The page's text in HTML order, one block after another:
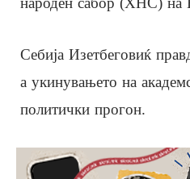
Себија Изетбеговиќ
а укинувањето на
политички прогон.